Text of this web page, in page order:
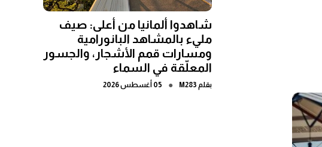
شاهدوا ألمانيا من أعلى: صيف
مليء بالمشاهد البانورامية
ومسارات قمم الأشجار، والجسور
المعلّقة في السماء
بقلم M283
● 05 أغسطس 2026